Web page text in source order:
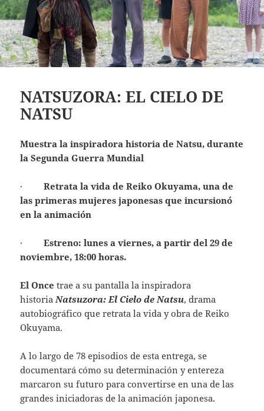
NATSUZORA: EL CIELO DE
NATSU
Muestra la inspiradora historia de Natsu, durante
la Segunda Guerra Mundial
·Retrata la vida de Reiko Okuyama, una de
las primeras mujeres japonesas que incursionó
en la animación
·Estreno: lunes a viernes, a partir del 29 de
noviembre, 18:00 horas.
El Once trae a su pantalla la inspiradora
historia Natsuzora: El Cielo de Natsu, drama
autobiográfico que retrata la vida y obra de Reiko
Okuyama.
A lo largo de 78 episodios de esta entrega, se
documentará cómo su determinación y entereza
marcaron su futuro para convertirse en una de las
grandes iniciadoras de la animación japonesa.